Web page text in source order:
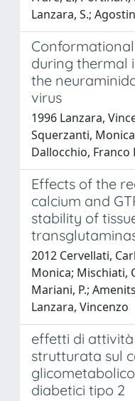
Lanzara, S.;
during thermal
the
virus
1996 Lanzara,
Squerzanti,
Dallocchio, Franco
Effects of the
calcium and
stability of
2012 Cervellati,
Monica; Mischiati,
Mariani, P.;
Lanzara, Vincenzo
effetti di
strutturata sul
diabetici tipo 2